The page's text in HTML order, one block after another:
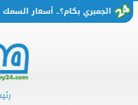
الجمبري بكام؟.. أسعار السمك اليوم السبت 11 أبريل 2026 في